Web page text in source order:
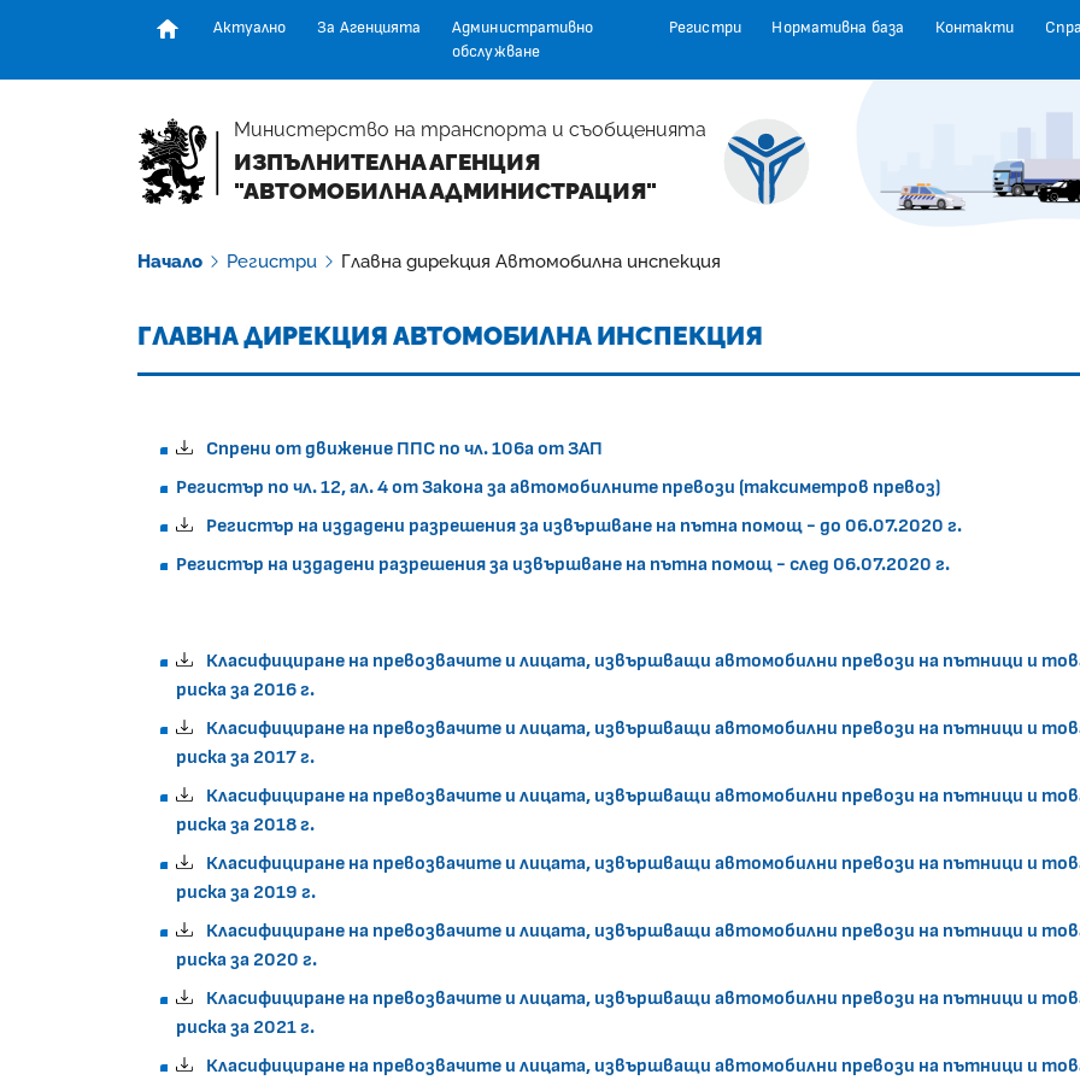
Актуално За Агенцията
Административно
обслужване
Регистри Нормативна база Контакти
Министерство на транспорта и съобщенията
ИЗПЪЛНИТЕЛНА АГЕНЦИЯ
"АВТОМОБИЛНА АДМИНИСТРАЦИЯ"
Начало Регистри Главна дирекция Автомобилна инспекция
ГЛАВНА ДИРЕКЦИЯ АВТОМОБИЛНА ИНСПЕКЦИЯ
Спрени от движение ППС по чл. 106а от ЗАП
Регистър по чл. 12, ал. 4 от Закона за автомобилните превози (таксиметров превоз)
Регистър на издадени разрешения за извършване на пътна помощ - до 06.07.2020 г.
Регистър на издадени разрешения за извършване на пътна помощ - след 06.07.2020 г.
Класифициране на превозвачите и лицата, извършващи автомобилни превози на пътници и
риска за 2016 г.
Класифициране на превозвачите и лицата, извършващи автомобилни превози на пътници и
риска за 2017 г.
Класифициране на превозвачите и лицата, извършващи автомобилни превози на пътници и
риска за 2018 г.
Класифициране на превозвачите и лицата, извършващи автомобилни превози на пътници и
риска за 2019 г.
Класифициране на превозвачите и лицата, извършващи автомобилни превози на пътници и
риска за 2020 г.
Класифициране на превозвачите и лицата, извършващи автомобилни превози на пътници и
риска за 2021 г.
Класифициране на превозвачите и лицата, извършващи автомобилни превози на пътници и